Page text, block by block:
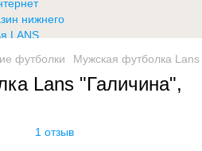
футболки Мужская футболка
Lans "Галичина",
1 отзыв